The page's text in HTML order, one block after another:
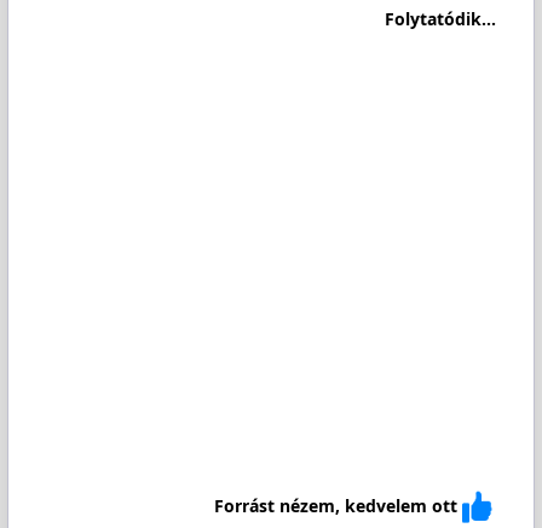
Folytatódik...
Forrást nézem, kedvelem ott